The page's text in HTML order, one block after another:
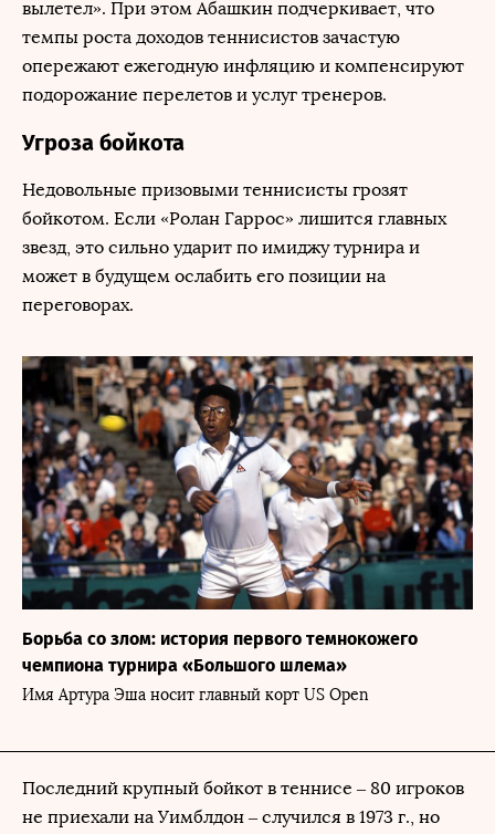
вылетел». При этом Абашкин подчеркивает, что
темпы роста доходов теннисистов зачастую
опережают ежегодную инфляцию и компенсируют
подорожание перелетов и услуг тренеров.
Угроза бойкота
Недовольные призовыми теннисисты грозят
бойкотом. Если «Ролан Гаррос» лишится главных
звезд, это сильно ударит по имиджу турнира и
может в будущем ослабить его позиции на
переговорах.
Борьба со злом: история первого темнокожего
чемпиона турнира «Большого шлема»
Имя Артура Эша носит главный корт US Open
Последний крупный бойкот в теннисе – 80 игроков
не приехали на Уимблдон – случился в 1973 г., но